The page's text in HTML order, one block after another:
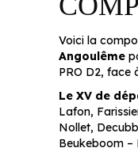
Voici la
Angoulême
PRO D2, face
Le XV de
Lafon,
Nollet,
Beukeboom –